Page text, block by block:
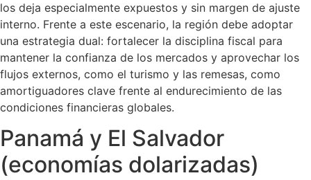
los deja especialmente expuestos y sin margen de ajuste
interno. Frente a este escenario, la región debe adoptar
una estrategia dual: fortalecer la disciplina fiscal para
mantener la confianza de los mercados y aprovechar los
flujos externos, como el turismo y las remesas, como
amortiguadores clave frente al endurecimiento de las
condiciones financieras globales.
Panamá y El Salvador
(economías dolarizadas)